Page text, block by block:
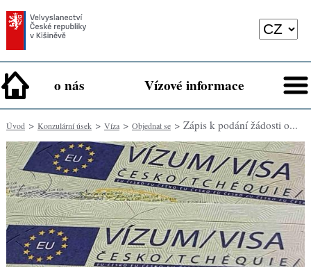
o nás Vízové informace
Úvod> Konzulární úsek> Víza> Objednat se> Zápis k podání žádosti o...